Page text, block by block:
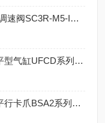
CKD喜开理气口直接连接·弯管型调速阀SC3R-M5-I的特点
CKD喜开理带任意位置防坠落扁平型气缸UFCD系列【湖南中村】
日本CKD喜开理超小型十字滚柱平行卡爪BSA2系列详解